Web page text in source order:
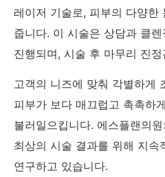
레이저 기술로, 피부의 다양한
줍니다. 이 시술은 상담과 클
진행되며, 시술 후 마무리 진
고객의 니즈에 맞춰 각별하게
피부가 보다 매끄럽고 촉촉하
불러일으킵니다. 에스플랜의
최상의 시술 결과를 위해 지속
연구하고 있습니다.